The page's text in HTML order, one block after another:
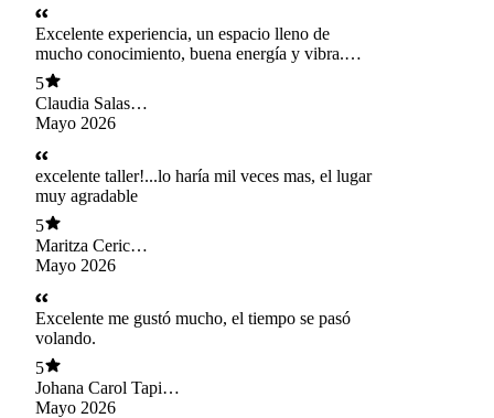
Excelente experiencia, un espacio lleno de
mucho conocimiento, buena energía y vibra.
Recomiendo al 100% poder participar en este
mágico y divertido workshop. La Flo es súper
amorosa, y atenta.
5
Claudia Salas
Castellanos
Mayo 2026
excelente taller!...lo haría mil veces mas, el lugar
muy agradable
5
Maritza Ceric
Garrido
Mayo 2026
Excelente me gustó mucho, el tiempo se pasó
volando.
5
Johana Carol Tapia
Silva
Mayo 2026